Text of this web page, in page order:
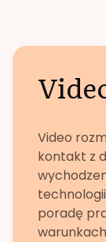
Video
kontakt z
poradę